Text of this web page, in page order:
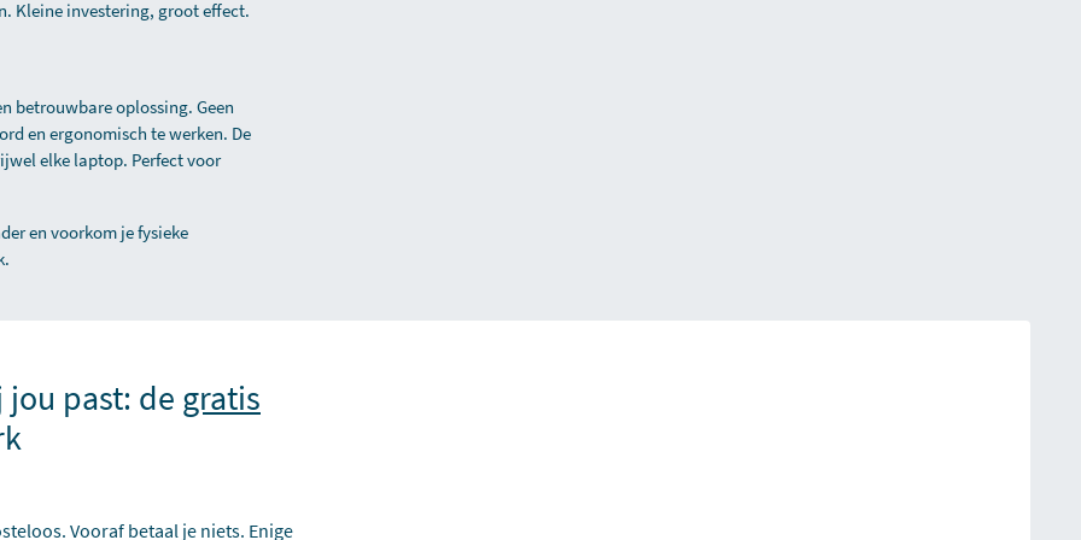
Kleine investering, groot effect.
betrouwbare oplossing. Geen
en ergonomisch te werken. De
elke laptop. Perfect voor
en voorkom je fysieke
past: de gratis
Vooraf betaal je niets. Enige